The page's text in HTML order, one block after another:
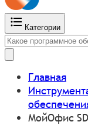
Категории
Главная
МойОфис